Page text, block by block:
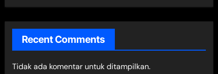
Recent Comments
Tidak ada komentar untuk ditampilkan.